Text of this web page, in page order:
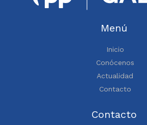
Menú
Inicio
Conócenos
Actualidad
Contacto
Contacto